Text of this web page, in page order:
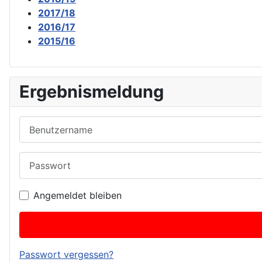
2017/18
2016/17
2015/16
Ergebnismeldung
Angemeldet bleiben
Passwort vergessen?